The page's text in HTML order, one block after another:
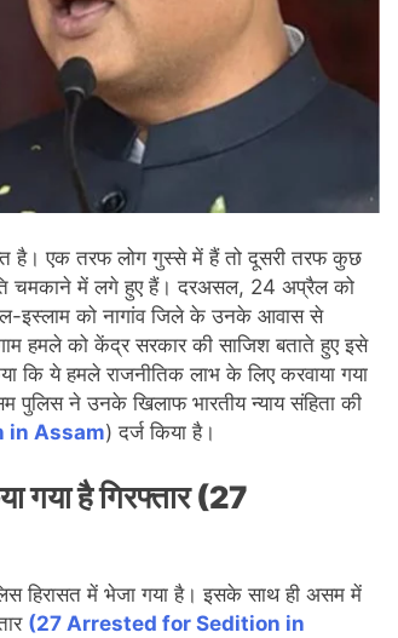
है। एक तरफ लोग गुस्से में हैं तो दूसरी तरफ कुछ
चमकाने में लगे हुए हैं। दरअसल, 24 अप्रैल को
इस्लाम को नागांव जिले के उनके आवास से
हमले को केंद्र सरकार की साजिश बताते हुए इसे
कि ये हमले राजनीतिक लाभ के लिए करवाया गया
ने उनके खिलाफ भारतीय न्याय संहिता की
in Assam) दर्ज किया है।
गया है गिरफ्तार (27
हिरासत में भेजा गया है। इसके साथ ही असम में
(27 Arrested for Sedition in